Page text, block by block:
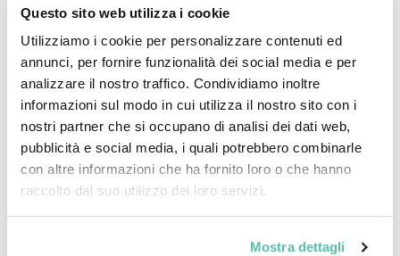
Questo sito web utilizza i cookie
Utilizziamo i cookie per personalizzare contenuti ed
annunci, per fornire funzionalità dei social media e per
analizzare il nostro traffico. Condividiamo inoltre
informazioni sul modo in cui utilizza il nostro sito con i
nostri partner che si occupano di analisi dei dati web,
pubblicità e social media, i quali potrebbero combinarle
con altre informazioni che ha fornito loro o che hanno
raccolto dal suo utilizzo dei loro servizi.
Mostra dettagli
arriva da tre vicini di casa, già nostri clienti, che dopo aver
installato con noi i propri impianti fotovoltaici completi
SolarEdge, hanno deciso di fare un passo in...
Leggi Tutto